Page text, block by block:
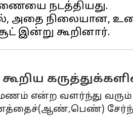
நடத்தியது.
அதை நிலையான,
கூறிய
என்ற வளர்ந்து வரும்